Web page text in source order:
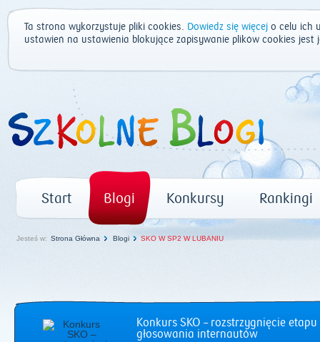
Ta strona wykorzystuje pliki cookies. Dowiedz się więcej o celu ich
ustawień na ustawienia blokujące zapisywanie plików cookies
Start Blogi Konkursy Rankingi
Jesteś w: Strona Główna Blogi SKO W SP2 W LUBANIU
Konkurs SKO – rozstrzygnięcie
głosowania internautów